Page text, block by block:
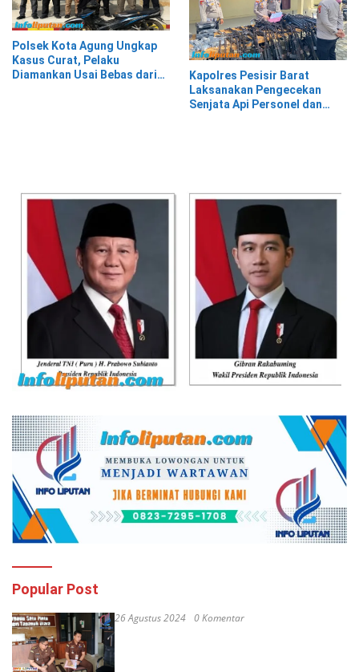
Polsek Kota Agung Ungkap
Kasus Curat, Pelaku
Diamankan Usai Bebas dari
Kapolres Pesisir Barat
Laksanakan Pengecekan
Senjata Api Personel dan
Popular Post
26 Agustus 2024 0 Komentar